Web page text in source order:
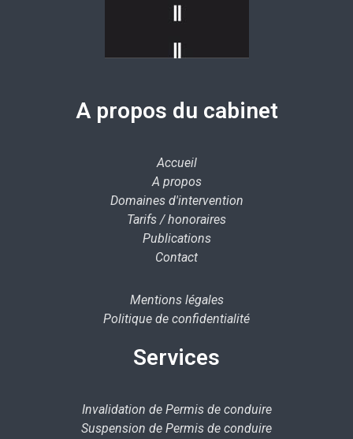
A propos du cabinet
Accueil
A propos
Domaines d'intervention
Tarifs / honoraires
Publications
Contact
Mentions légales
Politique de confidentialité
Services
Invalidation de Permis de conduire
Suspension de Permis de conduire